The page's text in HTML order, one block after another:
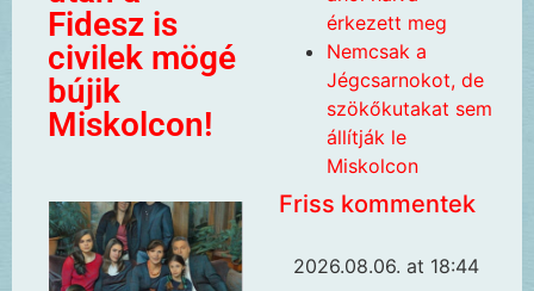
Fidesz is
civilek mögé
bújik
Miskolcon!
érkezett meg
Nemcsak a
Jégcsarnokot, de
szökőkutakat sem
állítják le
Miskolcon
Friss kommentek
2026.08.06. at 18:44